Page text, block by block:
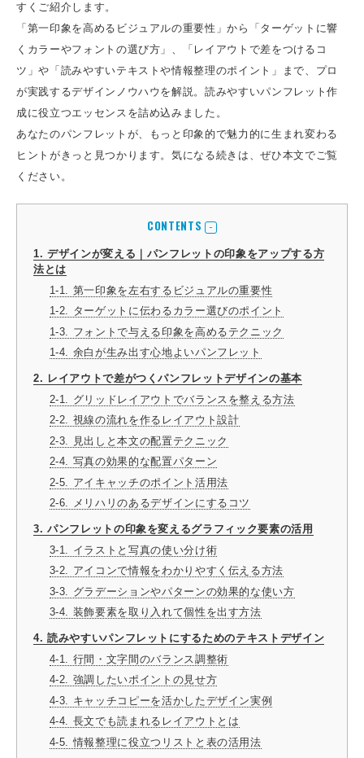
すくご紹介します。
「第一印象を高めるビジュアルの重要性」から「ターゲットに響
くカラーやフォントの選び方」、「レイアウトで差をつけるコ
ツ」や「読みやすいテキストや情報整理のポイント」まで、プロ
が実践するデザインノウハウを解説。読みやすいパンフレット作
成に役立つエッセンスを詰め込みました。
あなたのパンフレットが、もっと印象的で魅力的に生まれ変わる
ヒントがきっと見つかります。気になる続きは、ぜひ本文でご覧
ください。
CONTENTS
1. デザインが変える｜パンフレットの印象をアップする方
法とは
1-1. 第一印象を左右するビジュアルの重要性
1-2. ターゲットに伝わるカラー選びのポイント
1-3. フォントで与える印象を高めるテクニック
1-4. 余白が生み出す心地よいパンフレット
2. レイアウトで差がつくパンフレットデザインの基本
2-1. グリッドレイアウトでバランスを整える方法
2-2. 視線の流れを作るレイアウト設計
2-3. 見出しと本文の配置テクニック
2-4. 写真の効果的な配置パターン
2-5. アイキャッチのポイント活用法
2-6. メリハリのあるデザインにするコツ
3. パンフレットの印象を変えるグラフィック要素の活用
3-1. イラストと写真の使い分け術
3-2. アイコンで情報をわかりやすく伝える方法
3-3. グラデーションやパターンの効果的な使い方
3-4. 装飾要素を取り入れて個性を出す方法
4. 読みやすいパンフレットにするためのテキストデザイン
4-1. 行間・文字間のバランス調整術
4-2. 強調したいポイントの見せ方
4-3. キャッチコピーを活かしたデザイン実例
4-4. 長文でも読まれるレイアウトとは
4-5. 情報整理に役立つリストと表の活用法